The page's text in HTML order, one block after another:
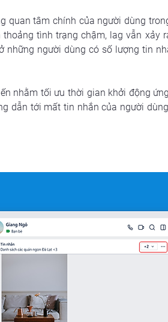
quan tâm chính của người dùng
tình trạng chậm, lag vẫn xảy
người dùng có số lượng tin
nhằm tối ưu thời gian khởi động
dẫn tới mất tin nhắn của người